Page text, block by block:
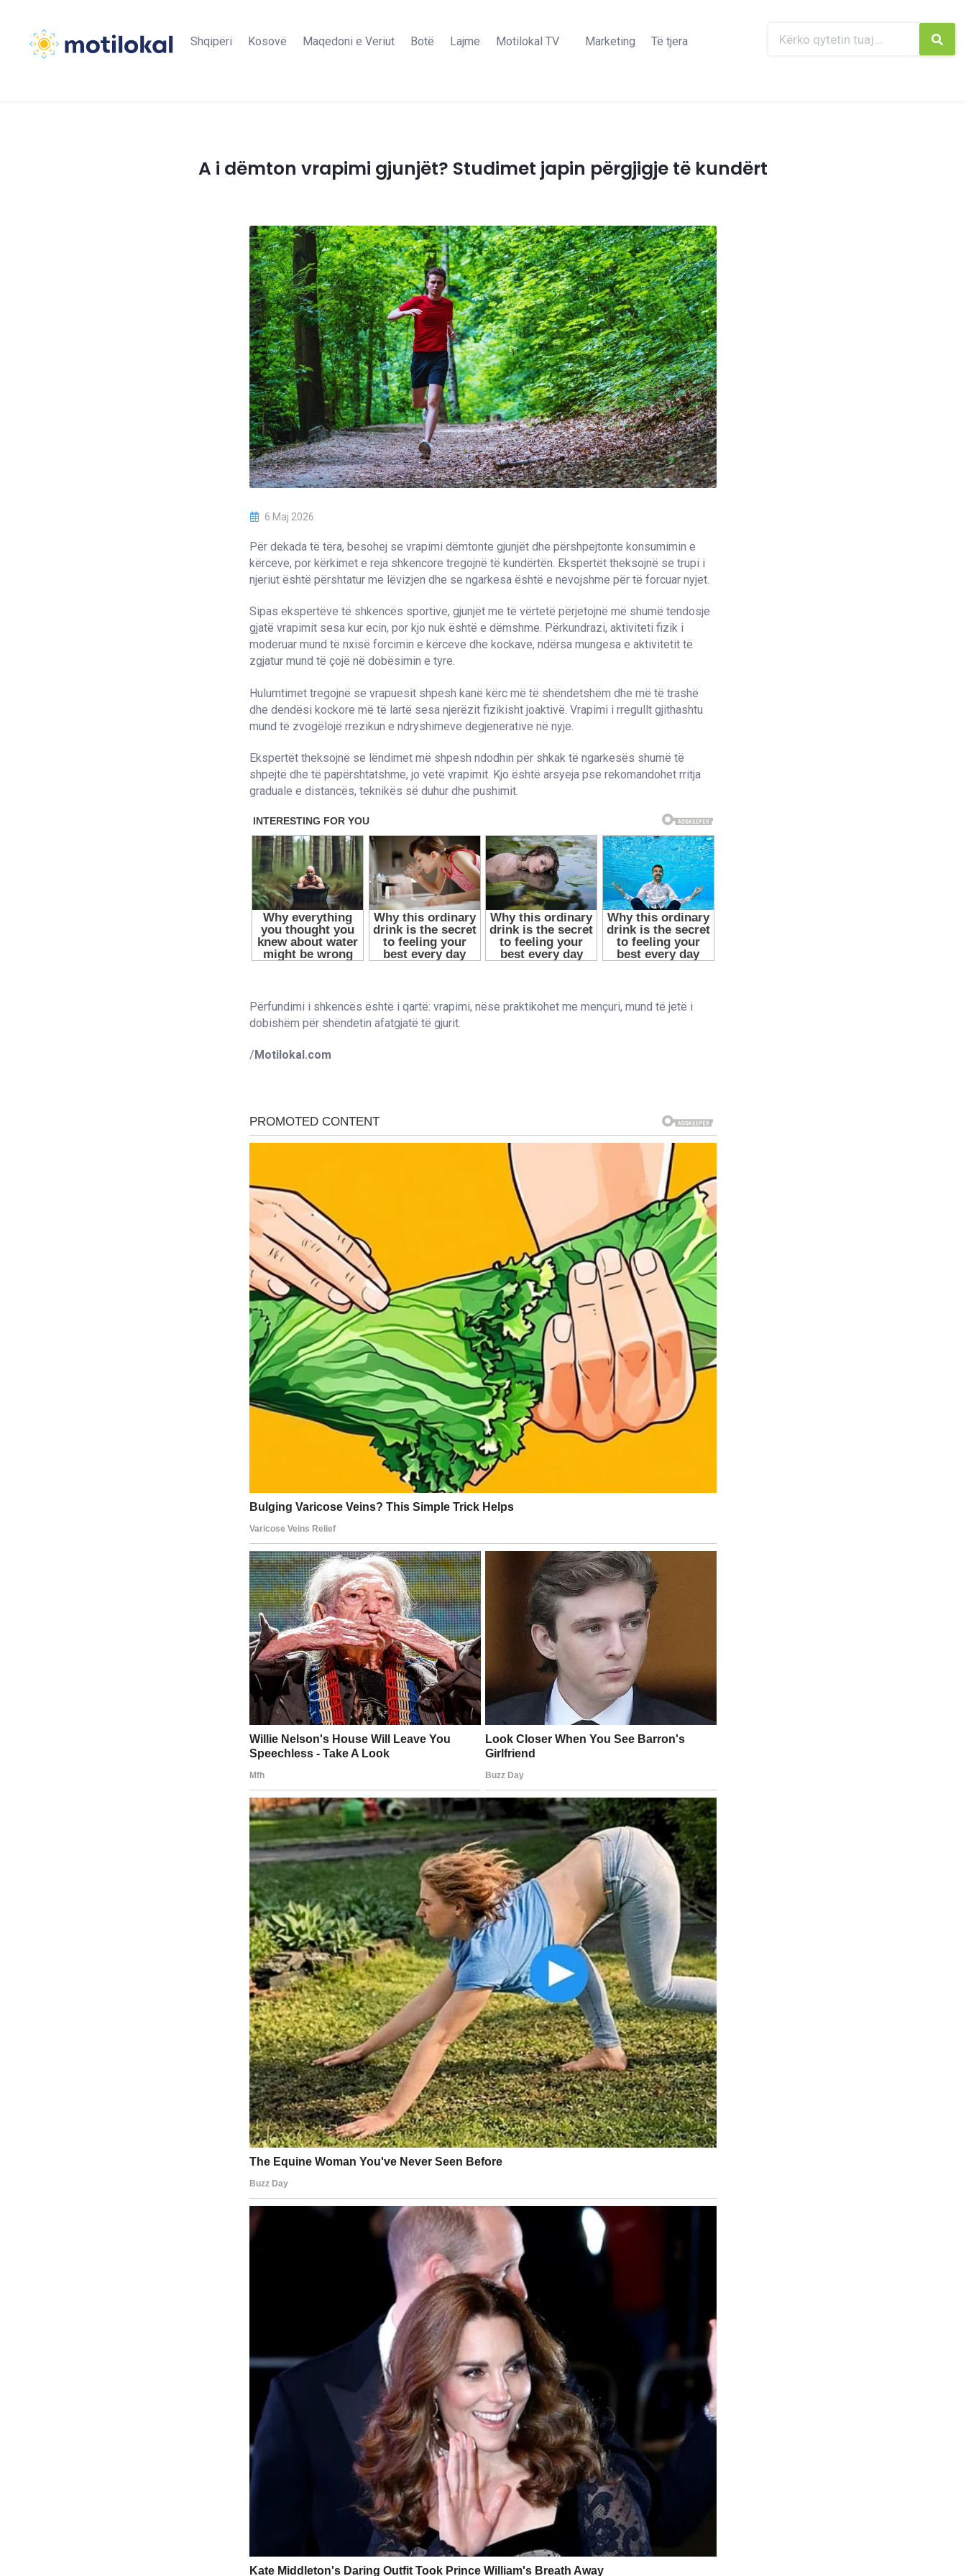
Shqipëri Kosovë Maqedoni e Veriut Botë Lajme Motilokal TV Marketing Të tjera
A i dëmton vrapimi gjunjët? Studimet japin përgjigje të kundërt
6 Maj 2026
Për dekada të tëra, besohej se vrapimi dëmtonte gjunjët dhe përshpejtonte konsumimin e
kërceve, por kërkimet e reja shkencore tregojnë të kundërtën. Ekspertët theksojnë se trupi i
njeriut është përshtatur me lëvizjen dhe se ngarkesa është e nevojshme për të forcuar nyjet.
Sipas ekspertëve të shkencës sportive, gjunjët me të vërtetë përjetojnë më shumë tendosje
gjatë vrapimit sesa kur ecin, por kjo nuk është e dëmshme. Përkundrazi, aktiviteti fizik i
moderuar mund të nxisë forcimin e kërceve dhe kockave, ndërsa mungesa e aktivitetit të
zgjatur mund të çojë në dobësimin e tyre.
Hulumtimet tregojnë se vrapuesit shpesh kanë kërc më të shëndetshëm dhe më të trashë
dhe dendësi kockore më të lartë sesa njerëzit fizikisht joaktivë. Vrapimi i rregullt gjithashtu
mund të zvogëlojë rrezikun e ndryshimeve degjenerative në nyje.
Ekspertët theksojnë se lëndimet më shpesh ndodhin për shkak të ngarkesës shumë të
shpejtë dhe të papërshtatshme, jo vetë vrapimit. Kjo është arsyeja pse rekomandohet rritja
graduale e distancës, teknikës së duhur dhe pushimit.
Përfundimi i shkencës është i qartë: vrapimi, nëse praktikohet me mençuri, mund të jetë i
dobishëm për shëndetin afatgjatë të gjurit.
/ Motilokal.com